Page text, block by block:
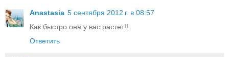
Anastasia 5 сентября 2012 г. в 08:57
Как быстро она у вас растет!!
Ответить